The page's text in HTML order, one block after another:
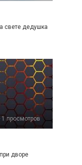
свете дедушка
1 просмотров
дворе